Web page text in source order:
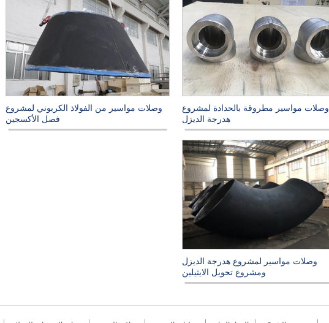
وصلات مواسير مطروقة بالحدادة لمشروع
هدرجة الديزل
وصلات مواسير من الفولاذ الكربوني لمشروع
فصل الأكسجين
وصلات مواسير لمشروع هدرجة الديزل
ومشروع تحويل الايثيلين